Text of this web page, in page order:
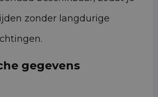
zonder langdurige
gegevens